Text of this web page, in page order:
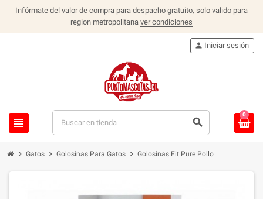
Infórmate del valor de compra para despacho gratuito, solo valido para
region metropolitana ver condiciones
view_headline search
person Iniciar sesión
0
chevron_right Gatos chevron_right Golosinas Para Gatos chevron_right Golosinas Fit Pure Pollo